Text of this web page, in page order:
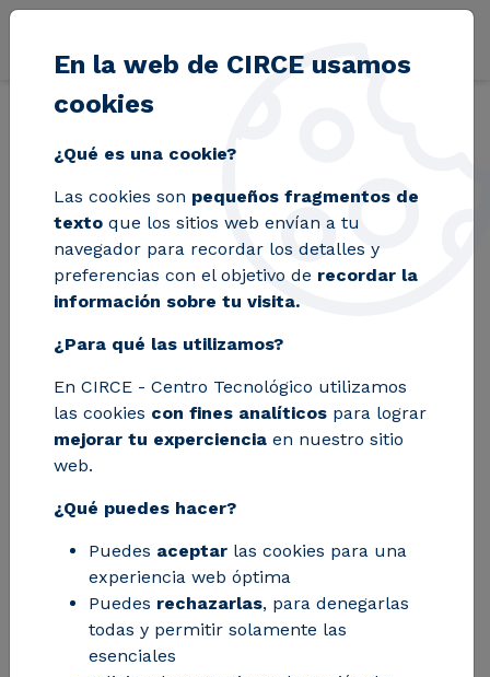
Pasar al contenido principal
Blog El proyecto SHIP2FAIR de CIRCE se alza con una
El proyecto
SHIP2FAIR de CIRCE
se alza con una
distinción en los
premios EnerAgen
por el centro tecnológico y financiado
por la Comisión Europea con cerca de
8 millones de euros, busca integrar la
energía solar térmica en el sector de la
agroindustria
En la web de CIRCE usamos
cookies
¿Qué es una cookie?
Las cookies son pequeños fragmentos de
texto que los sitios web envían a tu
navegador para recordar los detalles y
preferencias con el objetivo de recordar la
información sobre tu visita.
¿Para qué las utilizamos?
En CIRCE - Centro Tecnológico utilizamos
las cookies con fines analíticos para lograr
mejorar tu experciencia en nuestro sitio
web.
¿Qué puedes hacer?
Puedes aceptar las cookies para una
experiencia web óptima
Puedes rechazarlas, para denegarlas
todas y permitir solamente las
esenciales